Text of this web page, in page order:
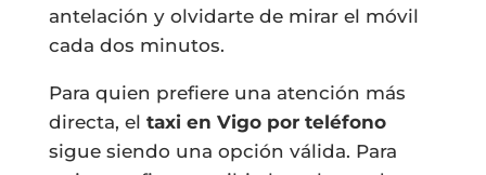
antelación y olvidarte de mirar el móvil
cada dos minutos.
Para quien prefiere una atención más
directa, el taxi en Vigo por teléfono
sigue siendo una opción válida. Para